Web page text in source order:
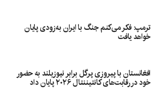
ترمپ: فکر می‌کنم جنگ با ایران به‌زودی پایان
خواهد یافت
افغانستان با پیروزی پرگل برابر نیوزیلند به حضور
خود در رقابت‌های کانتیننتال ۲۰۲۶ پایان داد